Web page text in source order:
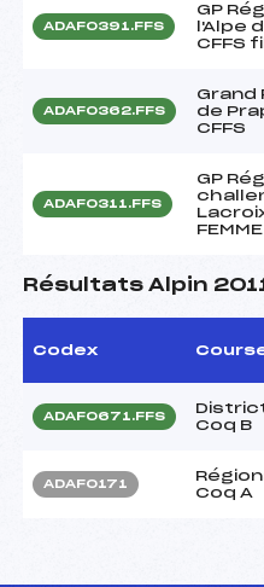
ADAF0391.FFS
GP
l'Alpe
CFFS
ADAF0362.FFS
Grand
de
CFFS
ADAF0311.FFS
GP
Résultats Alpin
Codex
ADAF0671.FFS
District
Coq B
ADAF0171
Coq A